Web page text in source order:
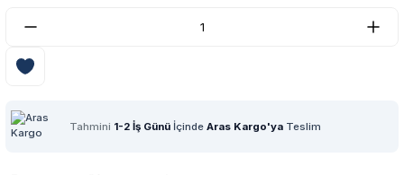
Tahmini 1-2 İş Günü İçinde Aras Kargo'ya Teslim